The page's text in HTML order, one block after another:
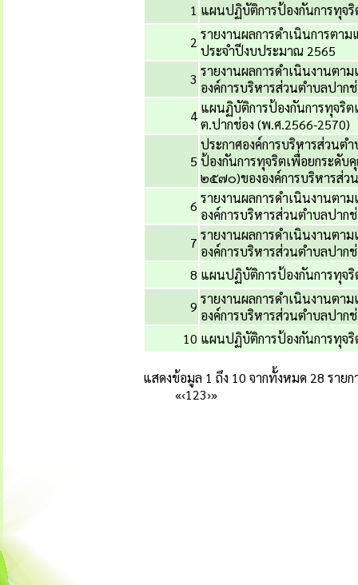
1 แผนปฏิบัติการป้องกันการทุจ
2 รายงานผลการดำเนินการตา
ประจำปีงบประมาณ 2565
3 รายงานผลการดำเนินงานตา
องค์การบริหารส่วนตำบลปาก
4 แผนฏิบัติการป้องกันการทุจริ
ต.ปากช่อง (พ.ศ.2566-2570)
5
ประกาศองค์การบริหารส่วนต
ป้องกันการทุจริตเพื่อยกระดั
๒๕๗๐)ขององค์การบริหารส่ว
6 รายงานผลการดำเนินงานตา
องค์การบริหารส่วนตำบลปาก
7 รายงานผลการดำเนินงานตา
องค์การบริหารส่วนตำบลปาก
8 แผนปฏิบัติการป้องกันการทุจ
9 รายงานผลการดำเนินงานตา
องค์การบริหารส่วนตำบลปาก
10 แผนปฏิบัติการป้องกันการทุจ
แสดงข้อมูล 1 ถึง 10 จากทั้งหมด 28 รายก
«‹123›»